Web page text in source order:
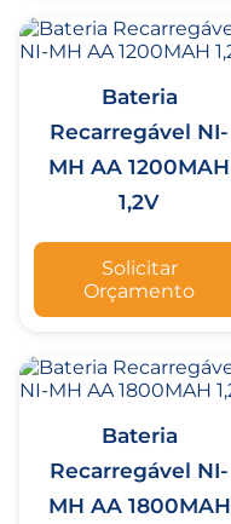
Bateria
Recarregável NI-
MH AA 1200MAH
1,2V
Solicitar
Orçamento
Bateria
Recarregável NI-
MH AA 1800MAH